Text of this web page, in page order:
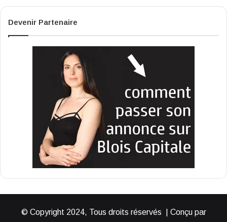
Devenir Partenaire
© Copyright 2024, Tous droits réservés | Conçu par